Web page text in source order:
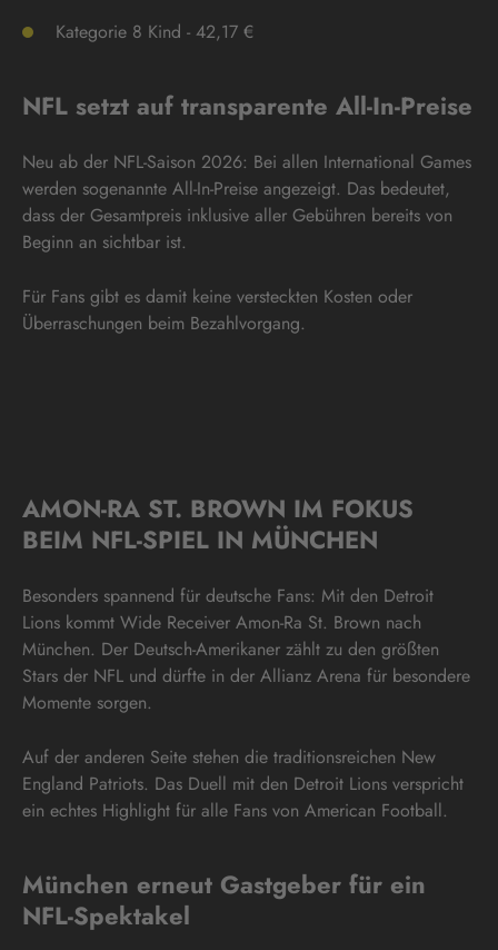
Kategorie 8 Kind - 42,17 €
NFL setzt auf transparente All-In-Preise
Neu ab der NFL-Saison 2026: Bei allen International Games
werden sogenannte All-In-Preise angezeigt. Das bedeutet,
dass der Gesamtpreis inklusive aller Gebühren bereits von
Beginn an sichtbar ist.
Für Fans gibt es damit keine versteckten Kosten oder
Überraschungen beim Bezahlvorgang.
AMON-RA ST. BROWN IM FOKUS
BEIM NFL-SPIEL IN MÜNCHEN
Besonders spannend für deutsche Fans: Mit den Detroit
Lions kommt Wide Receiver Amon-Ra St. Brown nach
München. Der Deutsch-Amerikaner zählt zu den größten
Stars der NFL und dürfte in der Allianz Arena für besondere
Momente sorgen.
Auf der anderen Seite stehen die traditionsreichen New
England Patriots. Das Duell mit den Detroit Lions verspricht
ein echtes Highlight für alle Fans von American Football.
München erneut Gastgeber für ein
NFL-Spektakel